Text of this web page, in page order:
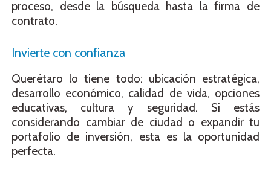
proceso, desde la búsqueda hasta la firma de
contrato.
Invierte con confianza
Querétaro lo tiene todo: ubicación estratégica,
desarrollo económico, calidad de vida, opciones
educativas, cultura y seguridad. Si estás
considerando cambiar de ciudad o expandir tu
portafolio de inversión, esta es la oportunidad
perfecta.